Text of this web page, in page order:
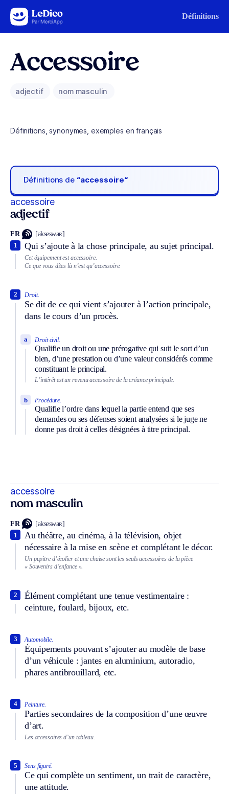
Aller au contenu Définitions
Accessoire
adjectif nom masculin
Définitions, synonymes, exemples en français
Définitions de “accessoire“
accessoire
adjectif
FR [akseswaʀ]
Qui s’ajoute à la chose principale, au sujet principal.
1
Cet équipement est accessoire.
Ce que vous dites là n’est qu’accessoire.
Droit.
Se dit de ce qui vient s’ajouter à l’action principale,
dans le cours d’un procès.
2
Droit civil.
Qualifie un droit ou une prérogative qui suit le sort d’un
bien, d’une prestation ou d’une valeur considérés comme
constituant le principal.
a
L’intérêt est un revenu accessoire de la créance principale.
Procédure.
Qualifie l’ordre dans lequel la partie entend que ses
demandes ou ses défenses soient analysées si le juge ne
donne pas droit à celles désignées à titre principal.
b
accessoire
nom masculin
FR [akseswaʀ]
Au théâtre, au cinéma, à la télévision, objet
nécessaire à la mise en scène et complétant le décor.
1
Un pupitre d’écolier et une chaise sont les seuls accessoires de la pièce
« Souvenirs d’enfance ».
Élément complétant une tenue vestimentaire :
ceinture, foulard, bijoux, etc.
2
Automobile.
Équipements pouvant s’ajouter au modèle de base
d’un véhicule : jantes en aluminium, autoradio,
phares antibrouillard, etc.
3
Peinture.
Parties secondaires de la composition d’une œuvre
d’art.
4
Les accessoires d’un tableau.
Sens figuré.
Ce qui complète un sentiment, un trait de caractère,
une attitude.
5